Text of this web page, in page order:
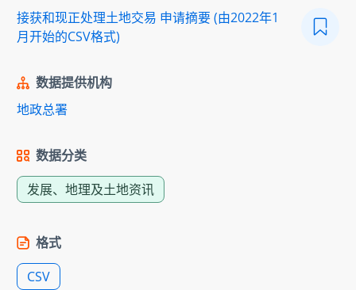
接获和现正处理土地交易 申请摘要 (由2022年1
月开始的CSV格式)
数据提供机构
地政总署
数据分类
发展、地理及土地资讯
格式
CSV